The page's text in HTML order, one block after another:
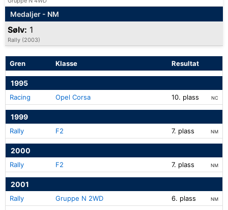
Medaljer - NM
Sølv: 1
Rally (2003)
Gren Klasse Resultat
1995
Racing Opel Corsa 10. plass NC
1999
Rally F2 7. plass NM
2000
Rally F2 7. plass NM
2001
Rally Gruppe N 2WD 6. plass NM